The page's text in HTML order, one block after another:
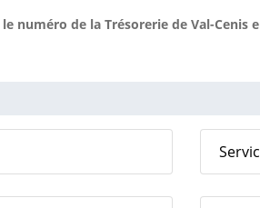
numéro de la Trésorerie de Val-Cenis